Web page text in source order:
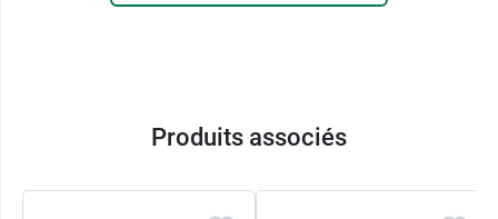
Produits associés